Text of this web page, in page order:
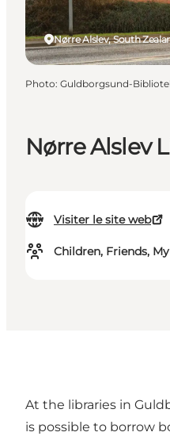
Nørre Alslev
Visiter le site web
Children, Friends,
Nørre Alslev, South
Photo: Guldborgsund-
At the libraries in
is possible to borrow